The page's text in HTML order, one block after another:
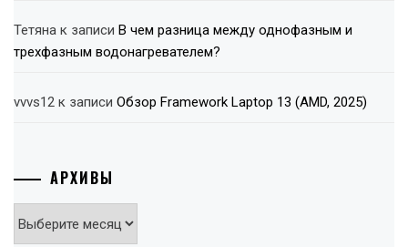
Тетяна к записи В чем разница между однофазным и
трехфазным водонагревателем?
vvvs12 к записи Обзор Framework Laptop 13 (AMD, 2025)
АРХИВЫ
Архивы